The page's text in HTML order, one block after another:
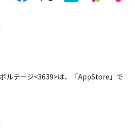
ボルテージ<3639>は、「AppStore」で